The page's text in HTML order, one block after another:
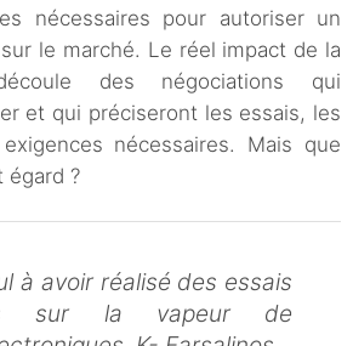
nécessaires pour autoriser un
le marché. Le réel impact de la
des négociations qui
et qui préciseront les essais, les
nécessaires. Mais que
égard ?
à avoir réalisé des essais
sur la vapeur de